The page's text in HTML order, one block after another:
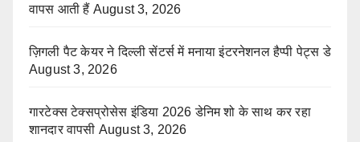
वापस आती हैं August 3, 2026
ज़िगली पैट केयर ने दिल्ली सेंटर्स में मनाया इंटरनेशनल हैप्पी पेट्स डे
August 3, 2026
गारटेक्स टेक्सप्रोसेस इंडिया 2026 डेनिम शो के साथ कर रहा
शानदार वापसी August 3, 2026